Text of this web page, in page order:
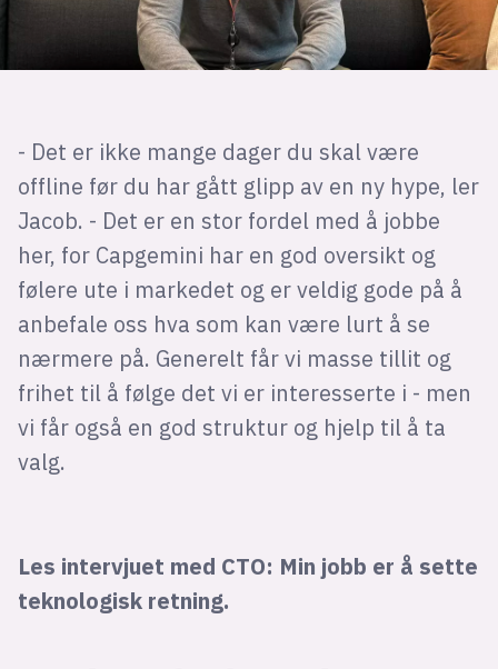
- Det er ikke mange dager du skal være
offline før du har gått glipp av en ny hype, ler
Jacob. - Det er en stor fordel med å jobbe
her, for Capgemini har en god oversikt og
følere ute i markedet og er veldig gode på å
anbefale oss hva som kan være lurt å se
nærmere på. Generelt får vi masse tillit og
frihet til å følge det vi er interesserte i - men
vi får også en god struktur og hjelp til å ta
valg.
Les intervjuet med CTO: Min jobb er å sette
teknologisk retning.